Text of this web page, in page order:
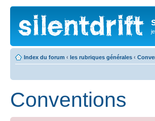
Index du forum ‹ les rubriques générales ‹
Conventions